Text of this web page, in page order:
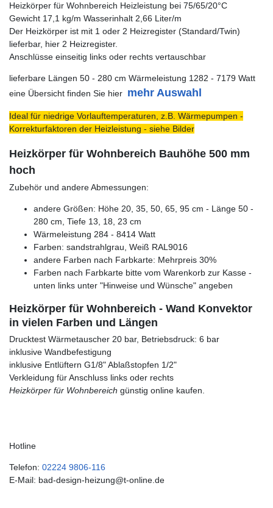
Heizkörper für Wohnbereich Heizleistung bei 75/65/20°C
Gewicht 17,1 kg/m Wasserinhalt 2,66 Liter/m
Der Heizkörper ist mit 1 oder 2 Heizregister (Standard/Twin)
lieferbar, hier 2 Heizregister.
Anschlüsse einseitig links oder rechts vertauschbar
lieferbare Längen 50 - 280 cm Wärmeleistung 1282 - 7179 Watt
eine Übersicht finden Sie hier mehr Auswahl
Ideal für niedrige Vorlauftemperaturen, z.B. Wärmepumpen -
Korrekturfaktoren der Heizleistung - siehe Bilder
Heizkörper für Wohnbereich Bauhöhe 500 mm
hoch
Zubehör und andere Abmessungen:
andere Größen: Höhe 20, 35, 50, 65, 95 cm - Länge 50 -
280 cm, Tiefe 13, 18, 23 cm
Wärmeleistung 284 - 8414 Watt
Farben: sandstrahlgrau, Weiß RAL9016
andere Farben nach Farbkarte: Mehrpreis 30%
Farben nach Farbkarte bitte vom Warenkorb zur Kasse -
unten links unter "Hinweise und Wünsche" angeben
Heizkörper für Wohnbereich - Wand Konvektor
in vielen Farben und Längen
Drucktest Wärmetauscher 20 bar, Betriebsdruck: 6 bar
inklusive Wandbefestigung
inklusive Entlüftern G1/8" Ablaßstopfen 1/2"
Verkleidung für Anschluss links oder rechts
Heizkörper für Wohnbereich günstig online kaufen.
Hotline
Telefon: 02224 9806-116
E-Mail: bad-design-heizung@t-online.de